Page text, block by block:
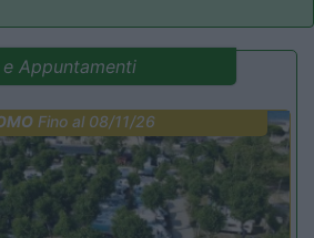
Appuntamenti
Fino al 08/11/26